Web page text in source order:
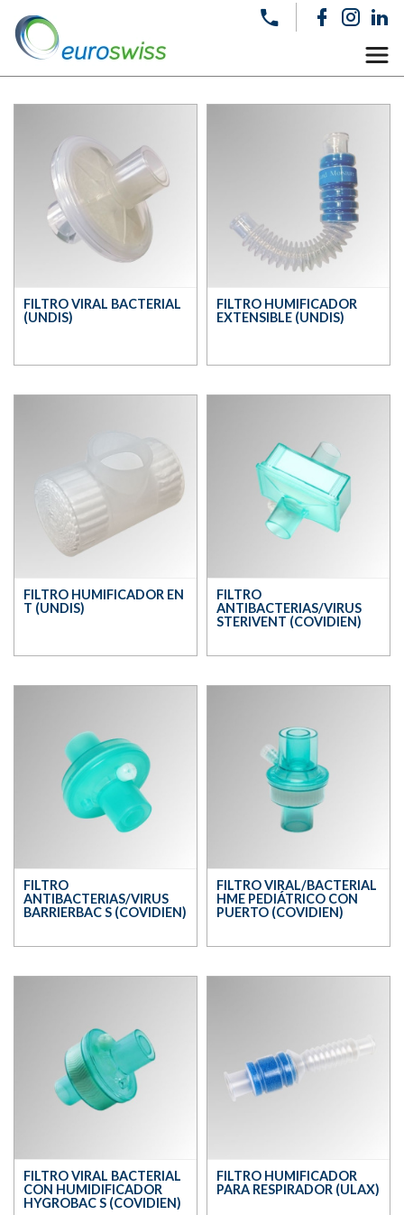
FILTRO VIRAL BACTERIAL
(UNDIS)
FILTRO HUMIFICADOR
EXTENSIBLE (UNDIS)
FILTRO HUMIFICADOR EN
T (UNDIS)
FILTRO
ANTIBACTERIAS/VIRUS
STERIVENT (COVIDIEN)
FILTRO
ANTIBACTERIAS/VIRUS
BARRIERBAC S (COVIDIEN)
FILTRO VIRAL/BACTERIAL
HME PEDIÁTRICO CON
PUERTO (COVIDIEN)
FILTRO VIRAL BACTERIAL
CON HUMIDIFICADOR
HYGROBAC S (COVIDIEN)
FILTRO HUMIFICADOR
PARA RESPIRADOR (ULAX)